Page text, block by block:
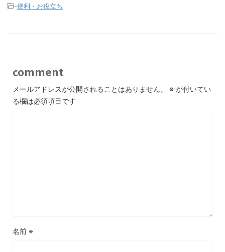
-便利・お役立ち
comment
メールアドレスが公開されることはありません。 ※ が付いてい
る欄は必須項目です
名前 ※